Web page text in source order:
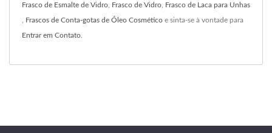
Frasco de Esmalte de Vidro Frasco de Vidro Frasco de Laca para Unhas
Frascos de Conta-gotas de Óleo Cosmético e sinta-se à vontade para
Entrar em Contato